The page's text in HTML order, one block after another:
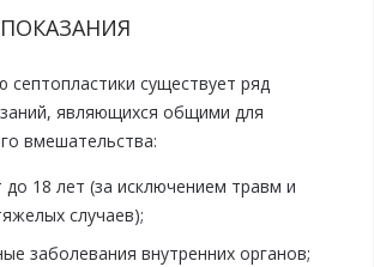
септопластики существует ряд
являющихся общими для
вмешательства:
до 18 лет (за исключением травм и
случаев);
заболевания внутренних органов;